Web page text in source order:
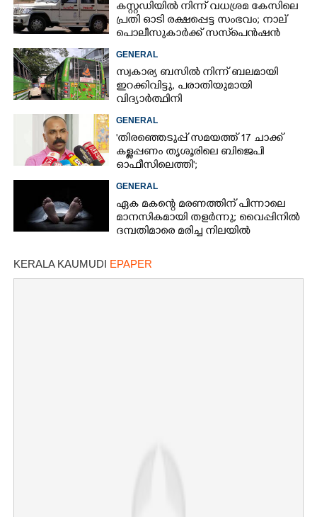
കസ്റ്റഡിയിൽ നിന്ന് വധശ്രമ കേസിലെ
പ്രതി ഓടി രക്ഷപ്പെട്ട സംഭവം; നാല്
പൊലീസുകാർക്ക് സസ്‌പെൻഷൻ
GENERAL
സ്വകാര്യ ബസിൽ നിന്ന് ബലമായി
ഇറക്കിവിട്ടു, പരാതിയുമായി
വിദ്യാർത്ഥിനി
GENERAL
'തിരഞ്ഞെടുപ്പ് സമയത്ത് 17 ചാക്ക്
കള്ളപ്പണം തൃശൂരിലെ ബിജെപി
ഓഫീസിലെത്തി';
വെളിപ്പെടുത്തലുമായി മുൻ ഓഫീസ്
സെക്രട്ടറി
GENERAL
ഏക മകന്റെ മരണത്തിന് പിന്നാലെ
മാനസികമായി തളർന്നു; വൈപ്പിനിൽ
ദമ്പതിമാരെ മരിച്ച നിലയിൽ
KERALA KAUMUDI EPAPER